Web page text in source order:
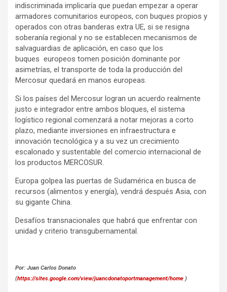
indiscriminada implicaría que puedan empezar a operar
armadores comunitarios europeos, con buques propios y
operados con otras banderas extra UE, si se resigna
soberanía regional y no se establecen mecanismos de
salvaguardias de aplicación, en caso que los
buques europeos tomen posición dominante por
asimetrías, el transporte de toda la producción del
Mercosur quedará en manos europeas.
Si los países del Mercosur logran un acuerdo realmente
justo e integrador entre ambos bloques, el sistema
logístico regional comenzará a notar mejoras a corto
plazo, mediante inversiones en infraestructura e
innovación tecnológica y a su vez un crecimiento
escalonado y sustentable del comercio internacional de
los productos MERCOSUR.
Europa golpea las puertas de Sudamérica en busca de
recursos (alimentos y energía), vendrá después Asia, con
su gigante China.
Desafíos transnacionales que habrá que enfrentar con
unidad y criterio transgubernamental.
Por: Juan Carlos Donato
(https://sites.google.com/view/juancdonatoportmanagement/home )